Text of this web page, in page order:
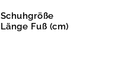
Schuhgröße
Länge Fuß (cm)